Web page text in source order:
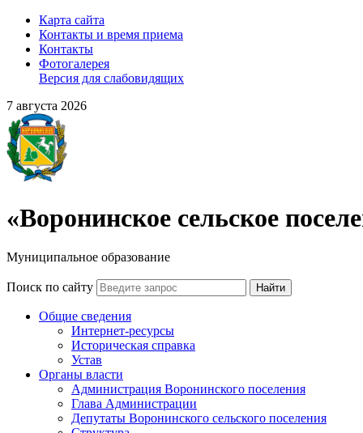
Карта сайта
Контакты и время приема
Контакты
Фотогалерея
Версия для слабовидящих
7 августа 2026
«Воронинское сельское
Муниципальное образование
Поиск по сайту Найти
Общие сведения
Интернет-ресурсы
Историческая справка
Устав
Органы власти
Администрация Воронинского поселения
Глава Администрации
Депутаты Воронинского сельского поселения